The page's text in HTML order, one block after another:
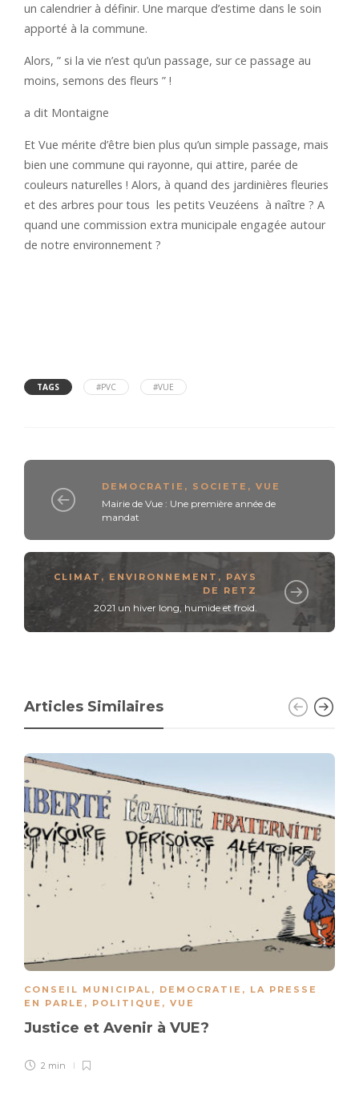
un calendrier à définir. Une marque d’estime dans le soin
apporté à la commune.
Alors, ” si la vie n’est qu’un passage, sur ce passage au
moins, semons des fleurs ” !
a dit Montaigne
Et Vue mérite d’être bien plus qu’un simple passage, mais
bien une commune qui rayonne, qui attire, parée de
couleurs naturelles ! Alors, à quand des jardinières fleuries
et des arbres pour tous les petits Veuzéens à naître ? A
quand une commission extra municipale engagée autour
de notre environnement ?
TAGS #PVC #VUE
DEMOCRATIE , SOCIETE , VUE
Mairie de Vue : Une première année de
mandat
CLIMAT , ENVIRONNEMENT , PAYS
DE RETZ
2021 un hiver long, humide et froid.
Articles Similaires
CONSEIL MUNICIPAL , DEMOCRATIE , LA PRESSE
EN PARLE , POLITIQUE , VUE
Justice et Avenir à VUE?
2 min